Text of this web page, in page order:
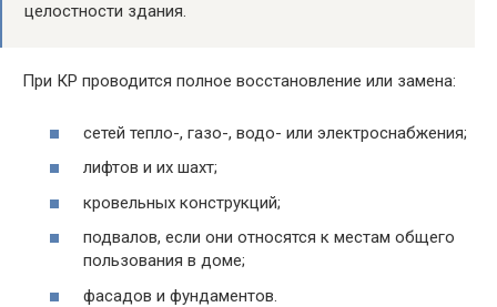
целостности здания.
При КР проводится полное восстановление или замена:
сетей тепло-, газо-, водо- или электроснабжения;
лифтов и их шахт;
кровельных конструкций;
подвалов, если они относятся к местам общего
пользования в доме;
фасадов и фундаментов.